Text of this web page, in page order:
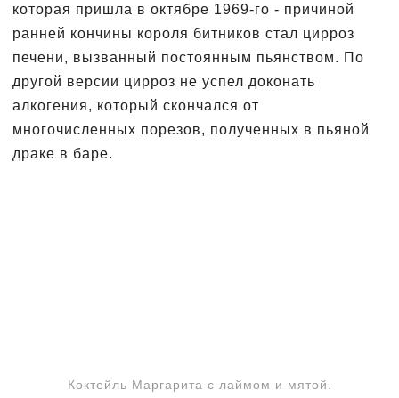
которая пришла в октябре 1969-го - причиной
ранней кончины короля битников стал цирроз
печени, вызванный постоянным пьянством. По
другой версии цирроз не успел доконать
алкогения, который скончался от
многочисленных порезов, полученных в пьяной
драке в баре.
Коктейль Маргарита с лаймом и мятой.